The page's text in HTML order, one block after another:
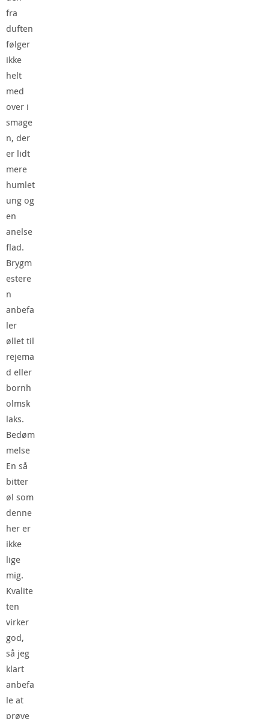
fra
duften
følger
ikke
helt
med
over i
smage
n, der
er lidt
mere
humlet
ung og
en
anelse
flad.
Brygm
estere
n
anbefa
ler
øllet til
rejema
d eller
bornh
olmsk
laks.
Bedøm
melse
En så
bitter
øl som
denne
her er
ikke
lige
mig.
Kvalite
ten
virker
god,
så jeg
klart
anbefa
le at
prøve